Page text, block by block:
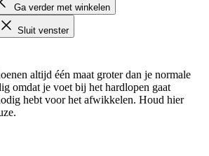
Ga verder met winkelen
Sluit venster
altijd één maat groter dan je normale
omdat je voet bij het hardlopen gaat
hebt voor het afwikkelen. Houd hier